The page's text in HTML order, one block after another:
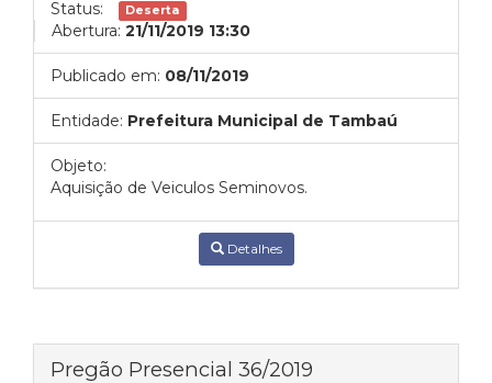
Status: Deserta
Abertura: 21/11/2019 13:30
Publicado em: 08/11/2019
Entidade: Prefeitura Municipal de Tambaú
Objeto:
Aquisição de Veiculos Seminovos.
Detalhes
Pregão Presencial 36/2019